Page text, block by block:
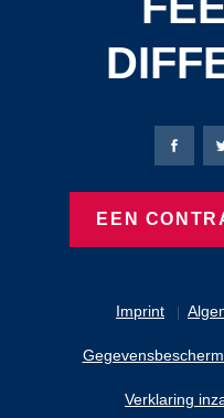
Imprint
Verklaring
EEN